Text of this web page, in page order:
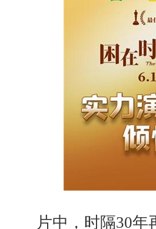
片中，时隔30年